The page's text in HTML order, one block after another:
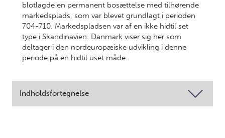
blotlagde en permanent bosættelse med tilhørende
markedsplads, som var blevet grundlagt i perioden
704-710. Markedspladsen var af en ikke hidtil set
type i Skandinavien. Danmark viser sig her som
deltager i den nordeuropæiske udvikling i denne
periode på en hidtil uset måde.
Indholdsfortegnelse